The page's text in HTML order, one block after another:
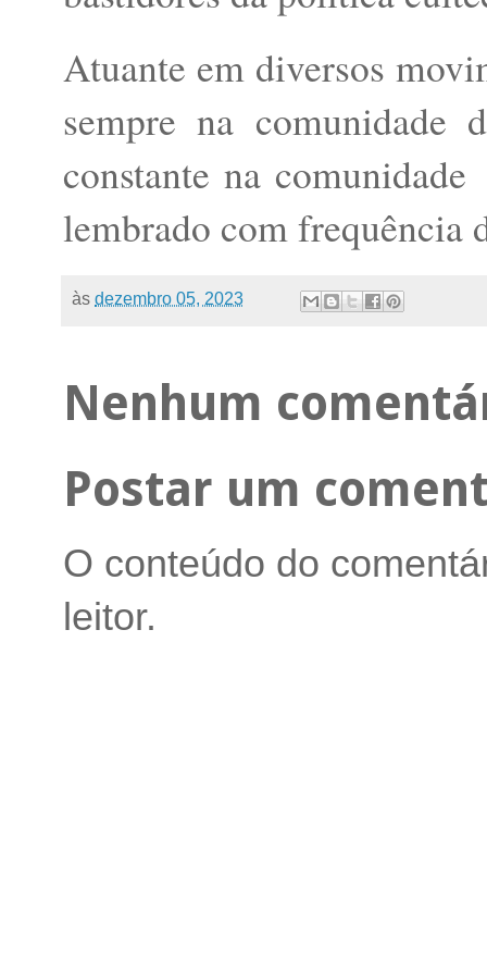
Atuante em diversos
sempre na comunidade
constante na
lembrado com frequência
às dezembro 05, 2023
Nenhum
Postar um
O conteúdo do
leitor.